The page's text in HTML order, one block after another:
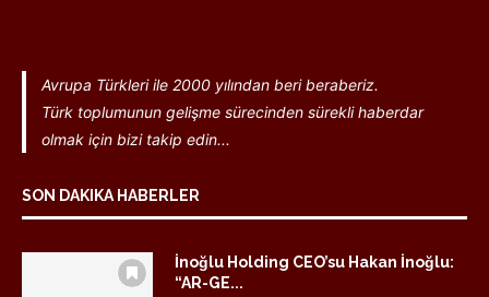
Avrupa Türkleri ile 2000 yılından beri beraberiz.
Türk toplumunun gelişme sürecinden sürekli haberdar
olmak için bizi takip edin...
SON DAKIKA HABERLER
İnoğlu Holding CEO’su Hakan İnoğlu:
“AR-GE...